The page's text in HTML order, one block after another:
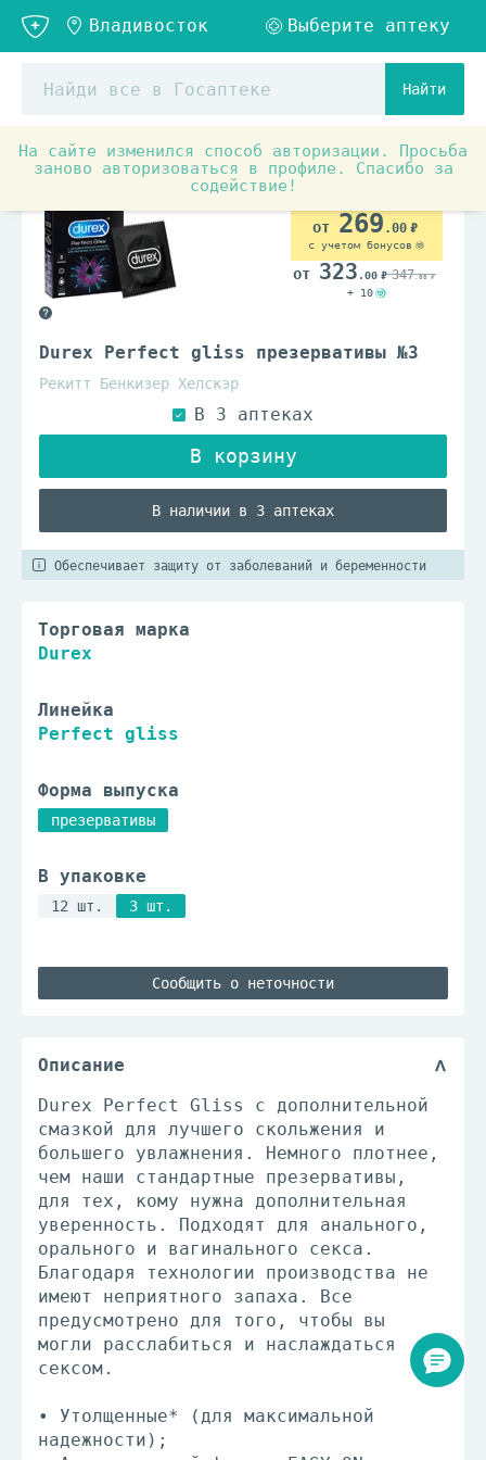
Найти
На сайте изменился способ авторизации. Просьба
заново авторизоваться в профиле. Спасибо за
содействие!
Durex Perfect gliss презервативы №3
Рекитт Бенкизер Хелскэр
В наличии в 3 аптеках
269 .00
с учетом бонусов
323 .00 347.00
+ 10
Обеспечивает защиту от заболеваний и беременности
Торговая марка
Durex
Линейка
Perfect gliss
Форма выпуска
презервативы
В упаковке
12 шт. 3 шт.
Сообщить о неточности
Описание
Durex Perfect Gliss c дополнительной
смазкой для лучшего скольжения и
большего увлажнения. Немного плотнее,
чем наши стандартные презервативы,
для тех, кому нужна дополнительная
уверенность. Подходят для анального,
орального и вагинального секса.
Благодаря технологии производства не
имеют неприятного запаха. Все
предусмотрено для того, чтобы вы
могли расслабиться и наслаждаться
сексом.
• Утолщенные* (для максимальной
надежности);